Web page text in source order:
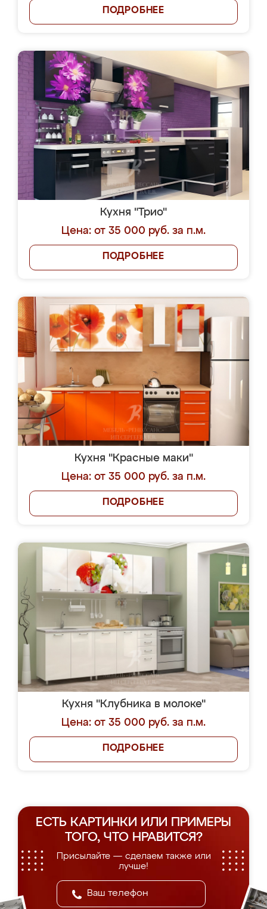
ПОДРОБНЕЕ
Кухня "Трио"
Цена: от 35 000 руб. за п.м.
ПОДРОБНЕЕ
Кухня "Красные маки"
Цена: от 35 000 руб. за п.м.
ПОДРОБНЕЕ
Кухня "Клубника в молоке"
Цена: от 35 000 руб. за п.м.
ПОДРОБНЕЕ
ЕСТЬ КАРТИНКИ ИЛИ ПРИМЕРЫ
ТОГО, ЧТО НРАВИТСЯ?
Присылайте — сделаем также или
лучше!